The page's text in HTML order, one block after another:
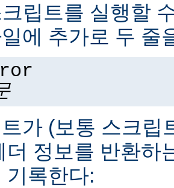
립트를 실행할
에 추가로 두 줄
가 (보통 스크립
더 정보를 반환하
기록한다: